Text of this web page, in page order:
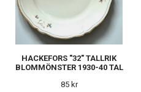
HACKEFORS "32" TALLRIK
BLOMMÖNSTER 1930-40 TAL
85 kr